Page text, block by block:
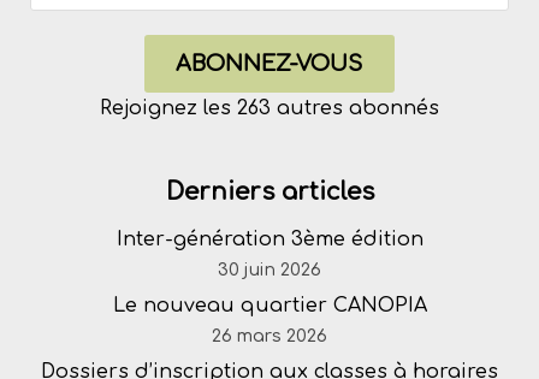
ABONNEZ-VOUS
Rejoignez les 263 autres abonnés
Derniers articles
Inter-génération 3ème édition
30 juin 2026
Le nouveau quartier CANOPIA
26 mars 2026
Dossiers d’inscription aux classes à horaires